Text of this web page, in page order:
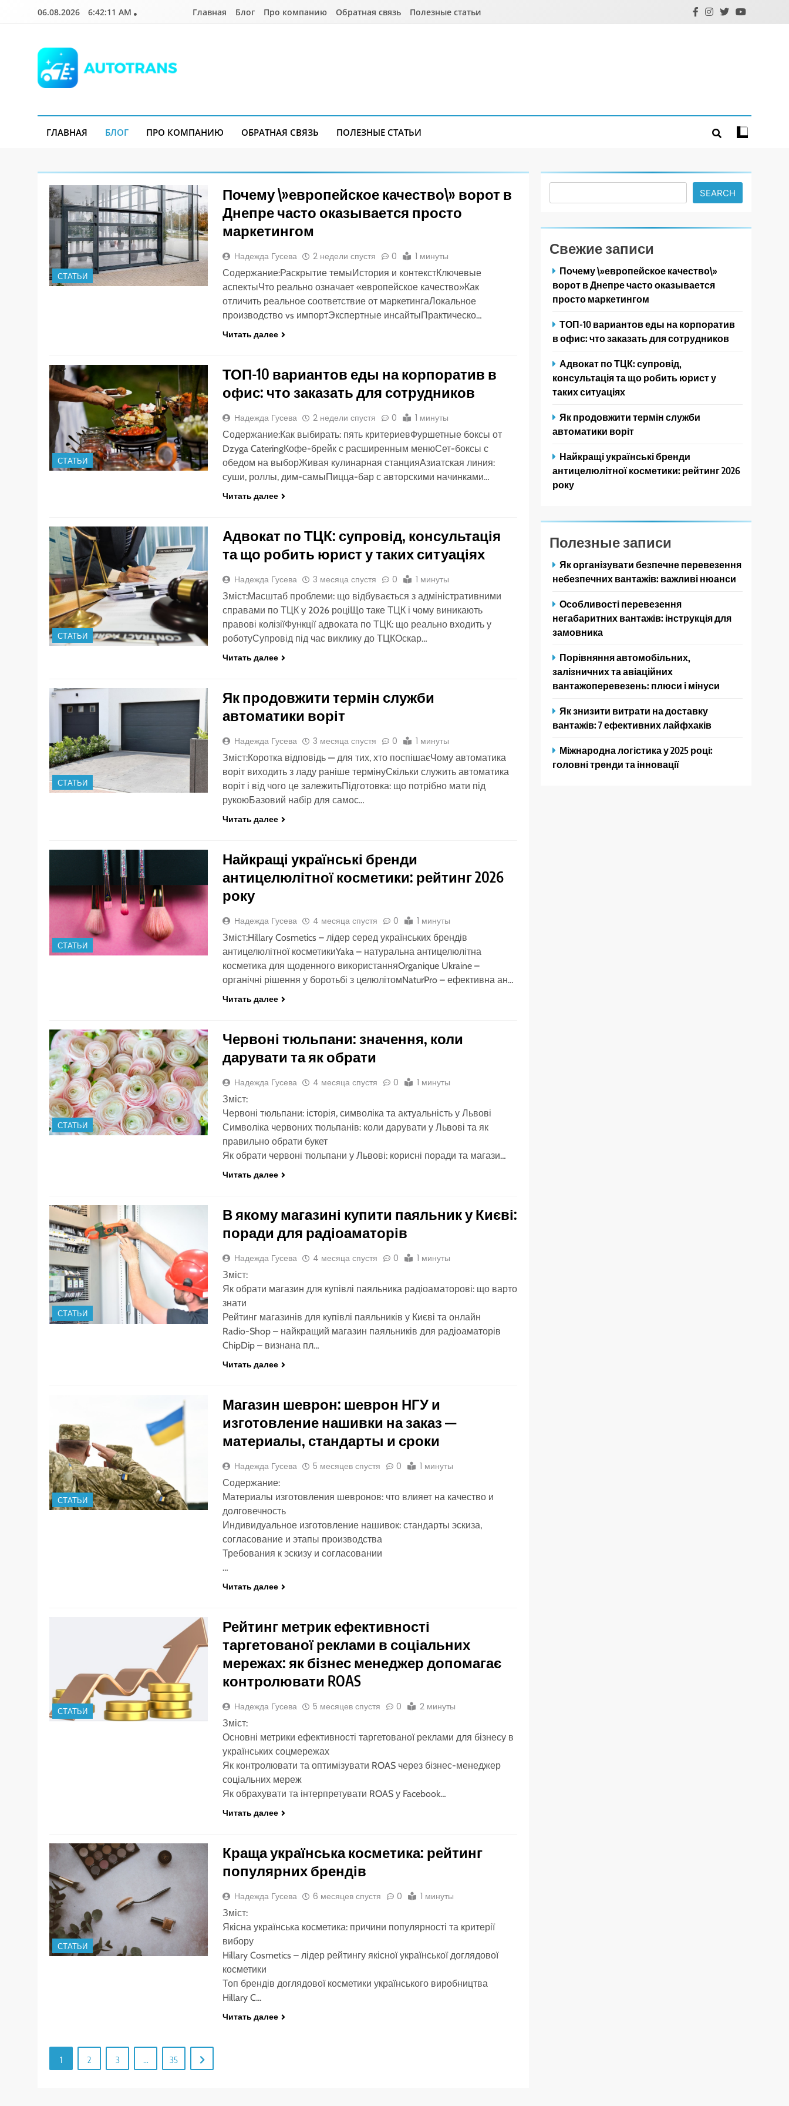
06.08.2026 6:42:12 AM Главная Блог Про компанию Обратная связь Полезные статьи
ГЛАВНАЯ БЛОГ ПРО КОМПАНИЮ ОБРАТНАЯ СВЯЗЬ ПОЛЕЗНЫЕ СТАТЬИ
Блог
СТАТЬИ
Почему \»европейское качество\» ворот в
Днепре часто оказывается просто
маркетингом
Надежда Гусева 2 недели спустя 0 1 минуты
Содержание:Раскрытие темыИстория и контекстКлючевые
аспектыЧто реально означает «европейское качество»Как
отличить реальное соответствие от маркетингаЛокальное
производство vs импортЭкспертные инсайтыПрактическо…
Читать далее
СТАТЬИ
ТОП-10 вариантов еды на корпоратив в
офис: что заказать для сотрудников
Надежда Гусева 2 недели спустя 0 1 минуты
Содержание:Как выбирать: пять критериевФуршетные боксы от
Dzyga CateringКофе-брейк с расширенным менюСет-боксы с
обедом на выборЖивая кулинарная станцияАзиатская линия:
суши, роллы, дим-самыПицца-бар с авторскими начинками…
Читать далее
СТАТЬИ
Адвокат по ТЦК: супровід, консультація
та що робить юрист у таких ситуаціях
Надежда Гусева 3 месяца спустя 0 1 минуты
Зміст:Масштаб проблеми: що відбувається з адміністративними
справами по ТЦК у 2026 роціЩо таке ТЦК і чому виникають
правові колізіїФункції адвоката по ТЦК: що реально входить у
роботуСупровід під час виклику до ТЦКОскар…
Читать далее
СТАТЬИ
Як продовжити термін служби
автоматики воріт
Надежда Гусева 3 месяца спустя 0 1 минуты
Зміст:Коротка відповідь — для тих, хто поспішаєЧому автоматика
воріт виходить з ладу раніше термінуСкільки служить автоматика
воріт і від чого це залежитьПідготовка: що потрібно мати під
рукоюБазовий набір для самос…
Читать далее
СТАТЬИ
Найкращі українські бренди
антицелюлітної косметики: рейтинг 2026
року
Надежда Гусева 4 месяца спустя 0 1 минуты
Зміст:Hillary Cosmetics – лідер серед українських брендів
антицелюлітної косметикиYaka – натуральна антицелюлітна
косметика для щоденного використанняOrganique Ukraine –
органічні рішення у боротьбі з целюлітомNaturPro – ефективна ан…
Читать далее
СТАТЬИ
Червоні тюльпани: значення, коли
дарувати та як обрати
Надежда Гусева 4 месяца спустя 0 1 минуты
Зміст:
Червоні тюльпани: історія, символіка та актуальність у Львові
Символіка червоних тюльпанів: коли дарувати у Львові та як
правильно обрати букет
Як обрати червоні тюльпани у Львові: корисні поради та магази…
Читать далее
СТАТЬИ
В якому магазині купити паяльник у Києві:
поради для радіоаматорів
Надежда Гусева 4 месяца спустя 0 1 минуты
Зміст:
Як обрати магазин для купівлі паяльника радіоаматорові: що варто
знати
Рейтинг магазинів для купівлі паяльників у Києві та онлайн
Radio-Shop – найкращий магазин паяльників для радіоаматорів
ChipDip – визнана пл…
Читать далее
СТАТЬИ
Магазин шеврон: шеврон НГУ и
изготовление нашивки на заказ —
материалы, стандарты и сроки
Надежда Гусева 5 месяцев спустя 0 1 минуты
Содержание:
Материалы изготовления шевронов: что влияет на качество и
долговечность
Индивидуальное изготовление нашивок: стандарты эскиза,
согласование и этапы производства
Требования к эскизу и согласовании
…
Читать далее
СТАТЬИ
Рейтинг метрик ефективності
таргетованої реклами в соціальних
мережах: як бізнес менеджер допомагає
контролювати ROAS
Надежда Гусева 5 месяцев спустя 0 2 минуты
Зміст:
Основні метрики ефективності таргетованої реклами для бізнесу в
українських соцмережах
Як контролювати та оптимізувати ROAS через бізнес-менеджер
соціальних мереж
Як обрахувати та інтерпретувати ROAS у Facebook…
Читать далее
СТАТЬИ
Краща українська косметика: рейтинг
популярних брендів
Надежда Гусева 6 месяцев спустя 0 1 минуты
Зміст:
Якісна українська косметика: причини популярності та критерії
вибору
Hillary Cosmetics – лідер рейтингу якісної української доглядової
косметики
Топ брендів доглядової косметики українського виробництва
Hillary C…
Читать далее
1 2 3 … 35
SEARCH
Свежие записи
Почему \»европейское качество\»
ворот в Днепре часто оказывается
просто маркетингом
ТОП-10 вариантов еды на корпоратив
в офис: что заказать для сотрудников
Адвокат по ТЦК: супровід,
консультація та що робить юрист у
таких ситуаціях
Як продовжити термін служби
автоматики воріт
Найкращі українські бренди
антицелюлітної косметики: рейтинг 2026
року
Полезные записи
Як організувати безпечне перевезення
небезпечних вантажів: важливі нюанси
Особливості перевезення
негабаритних вантажів: інструкція для
замовника
Порівняння автомобільних,
залізничних та авіаційних
вантажоперевезень: плюси і мінуси
Як знизити витрати на доставку
вантажів: 7 ефективних лайфхаків
Міжнародна логістика у 2025 році:
головні тренди та інновації